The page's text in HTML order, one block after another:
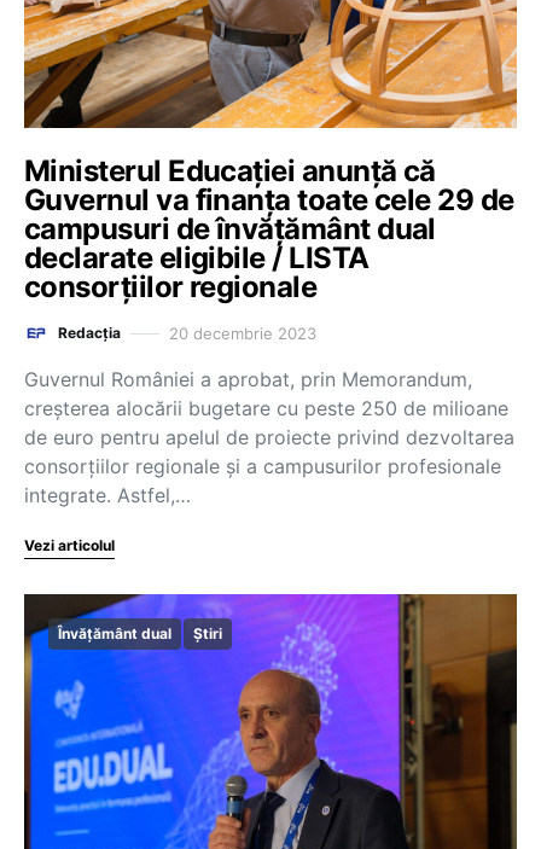
Ministerul Educației anunță că
Guvernul va finanța toate cele 29 de
campusuri de învățământ dual
declarate eligibile / LISTA
consorțiilor regionale
Redacția 20 decembrie 2023
Guvernul României a aprobat, prin Memorandum,
creșterea alocării bugetare cu peste 250 de milioane
de euro pentru apelul de proiecte privind dezvoltarea
consorțiilor regionale și a campusurilor profesionale
integrate. Astfel,…
Vezi articolul
Învățământ dual Știri